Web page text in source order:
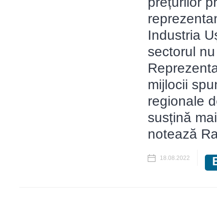
Industria
sectorul
mijlocii
regionale
susțină
notează
18.08.2022